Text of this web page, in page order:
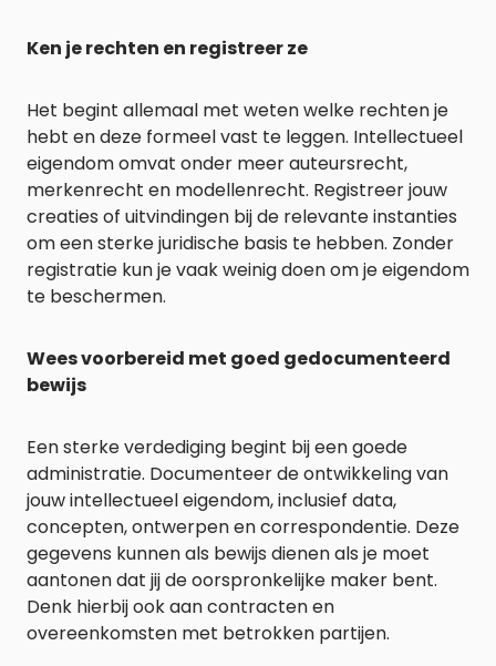
Ken je rechten en registreer ze
Het begint allemaal met weten welke rechten je
hebt en deze formeel vast te leggen. Intellectueel
eigendom omvat onder meer auteursrecht,
merkenrecht en modellenrecht. Registreer jouw
creaties of uitvindingen bij de relevante instanties
om een sterke juridische basis te hebben. Zonder
registratie kun je vaak weinig doen om je eigendom
te beschermen.
Wees voorbereid met goed gedocumenteerd
bewijs
Een sterke verdediging begint bij een goede
administratie. Documenteer de ontwikkeling van
jouw intellectueel eigendom, inclusief data,
concepten, ontwerpen en correspondentie. Deze
gegevens kunnen als bewijs dienen als je moet
aantonen dat jij de oorspronkelijke maker bent.
Denk hierbij ook aan contracten en
overeenkomsten met betrokken partijen.